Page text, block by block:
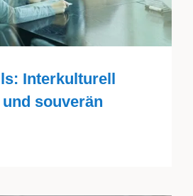
Interkulturell
souverän